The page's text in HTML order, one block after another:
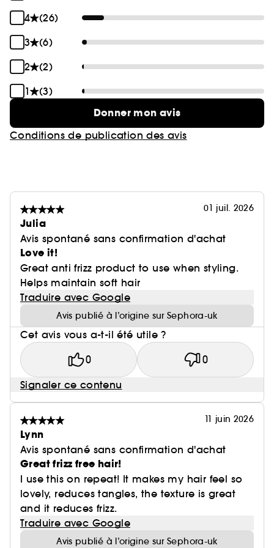
4
(26)
3
(6)
2
(2)
1
(3)
Donner mon avis
Conditions de publication des avis
01 juil. 2026
Julia
Avis spontané sans confirmation d'achat
Love it!
Great anti frizz product to use when styling.
Helps maintain soft hair
Traduire avec Google
Avis publié à l’origine sur Sephora-uk
Cet avis vous a-t-il été utile ?
0 0
Signaler ce contenu
11 juin 2026
Lynn
Avis spontané sans confirmation d'achat
Great frizz free hair!
I use this on repeat! It makes my hair feel so
lovely, reduces tangles, the texture is great
and it reduces frizz.
Traduire avec Google
Avis publié à l’origine sur Sephora-uk